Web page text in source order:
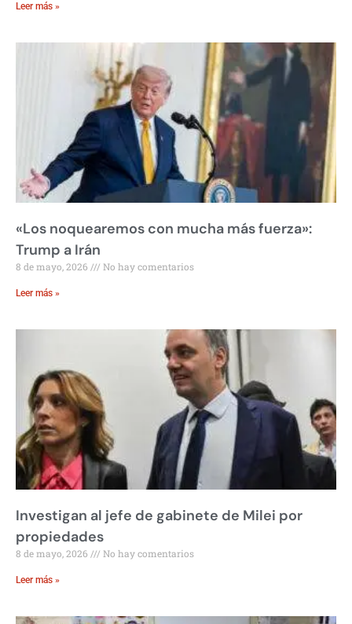
Leer más »
«Los noquearemos con mucha más fuerza»:
Trump a Irán
8 de mayo, 2026 No hay comentarios
Leer más »
Investigan al jefe de gabinete de Milei por
propiedades
8 de mayo, 2026 No hay comentarios
Leer más »